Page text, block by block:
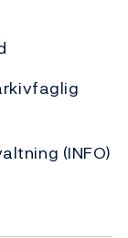
(INFO)